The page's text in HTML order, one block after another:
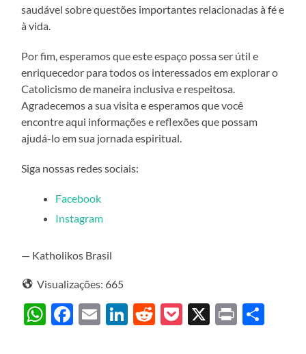
saudável sobre questões importantes relacionadas à fé e
à vida.
Por fim, esperamos que este espaço possa ser útil e
enriquecedor para todos os interessados ​​em explorar o
Catolicismo de maneira inclusiva e respeitosa.
Agradecemos a sua visita e esperamos que você
encontre aqui informações e reflexões que possam
ajudá-lo em sua jornada espiritual.
Siga nossas redes sociais:
Facebook
Instagram
— Katholikos Brasil
Visualizações: 665
WhatsApp
Facebook
EmailLinkedIn
Reddit
Pocket
X Print